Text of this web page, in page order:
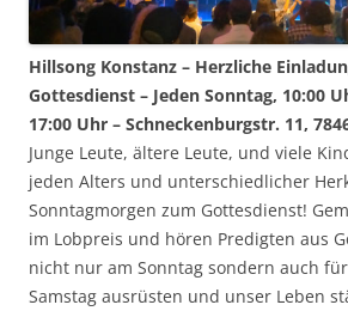
Hillsong Konstanz – Herzliche
Gottesdienst – Jeden Sonntag, 10:00
17:00 Uhr – Schneckenburgstr. 11,
Junge Leute, ältere Leute, und viele
jeden Alters und unterschiedlicher
Sonntagmorgen zum Gottesdienst!
im Lobpreis und hören Predigten aus
nicht nur am Sonntag sondern auch
Samstag ausrüsten und unser Leben